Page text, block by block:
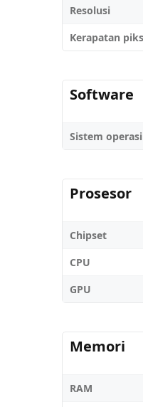
Resolusi
Kerapatan
Software
Sistem operasi
Prosesor
Chipset
CPU
GPU
Memori
RAM